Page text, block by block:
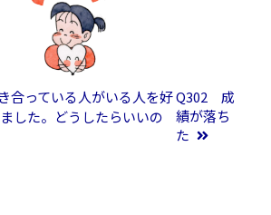
ション
っている人がいる人を好
した。どうしたらいいの
Q302 成
績が落ち
た